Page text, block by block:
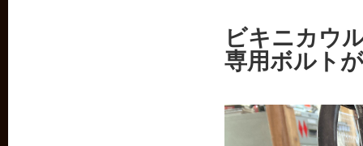
ビキニカウ
専用ボルト